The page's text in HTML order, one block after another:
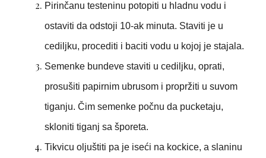
Pirinčanu testeninu potopiti u hladnu vodu i
ostaviti da odstoji 10-ak minuta. Staviti je u
cediljku, procediti i baciti vodu u kojoj je stajala.
Semenke bundeve staviti u cediljku, oprati,
prosušiti papirnim ubrusom i propržiti u suvom
tiganju. Čim semenke počnu da pucketaju,
skloniti tiganj sa šporeta.
Tikvicu oljuštiti pa je iseći na kockice, a slaninu